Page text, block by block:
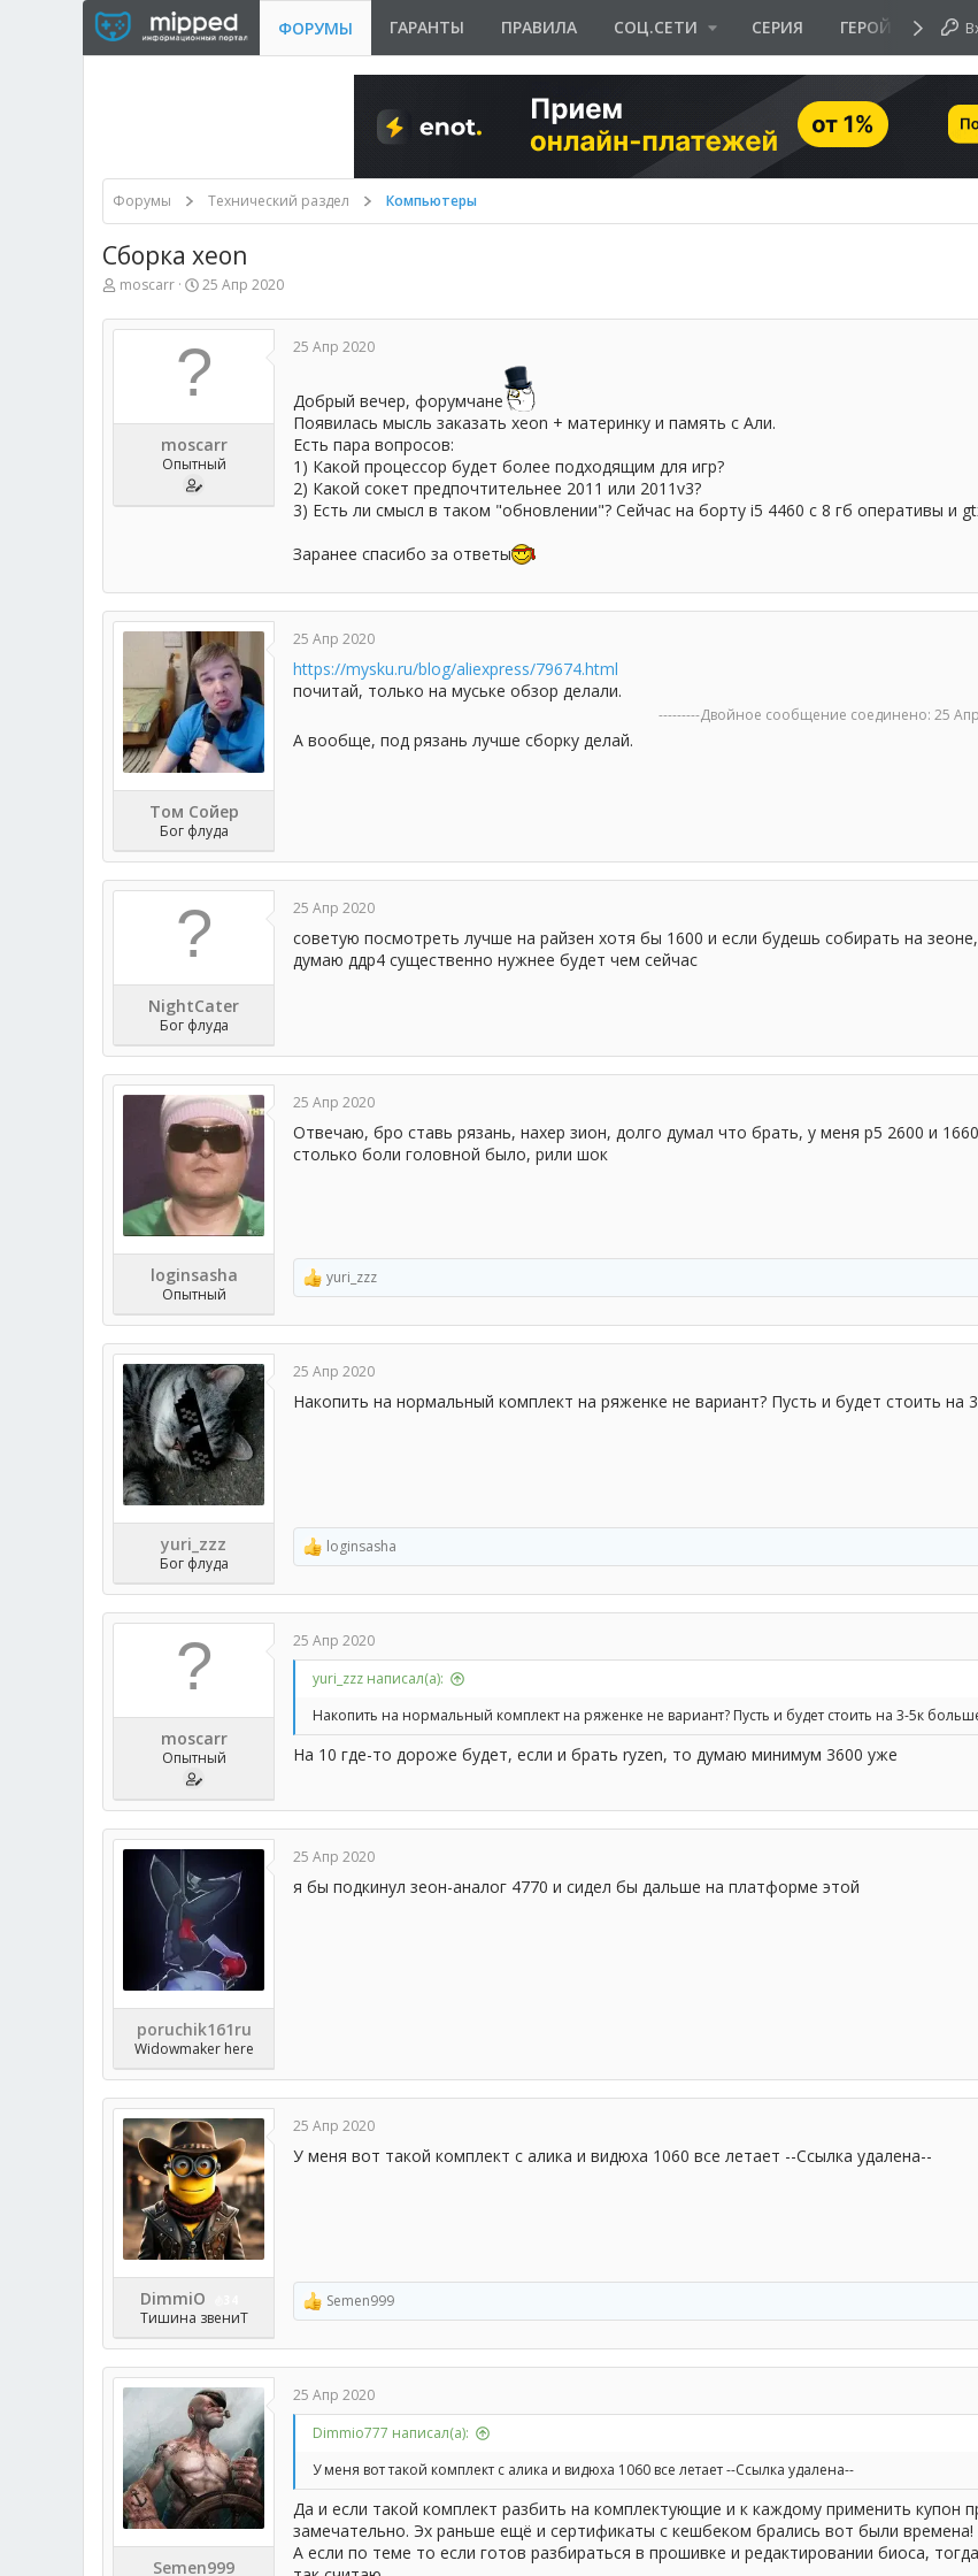
ФОРУМЫ ГАРАНТЫ ПРАВИЛА СОЦ.СЕТИ СЕРИЯ ГЕРОЙ ДНЯ
Форумы Технический раздел Компьютеры
Сборка xeon
А
т
moscarr
Д
т
н
а
а
25 Апр 2020
moscarr
Опытный
25 Апр 2020
Добрый вечер, форумчане
Появилась мысль заказать xeon + материнку и память с Али.
Есть пара вопросов:
1) Какой процессор будет более подходящим для игр?
2) Какой сокет предпочтительнее 2011 или 2011v3?
3) Есть ли смысл в таком "обновлении"? Сейчас на борту i5 4460 с 8 гб оперативы и
Заранее спасибо за ответы
Том Сойер
Бог флуда
25 Апр 2020
https://mysku.ru/blog/aliexpress/79674.html
почитай, только на муське обзор делали.
---------Двойное сообщение соединено: 25
А вообще, под рязань лучше сборку делай.
NightCater
Бог флуда
25 Апр 2020
советую посмотреть лучше на райзен хотя бы 1600 и если будешь собирать на
думаю ддр4 существенно нужнее будет чем сейчас
loginsasha
Опытный
25 Апр 2020
Отвечаю, бро ставь рязань, нахер зион, долго думал что брать, у меня р5 2600 и
столько боли головной было, рили шок
Р
е
а
к
и
и
:
yuri_zzz
yuri_zzz
Бог флуда
25 Апр 2020
Накопить на нормальный комплект на ряженке не вариант? Пусть и будет стоить на
Р
е
а
к
и
и
loginsasha
moscarr
Опытный
25 Апр 2020
yuri_zzz написал(а):
Накопить на нормальный комплект на ряженке не вариант? Пусть и будет стоить на 3-5к
На 10 где-то дороже будет, если и брать ryzen, то думаю минимум 3600 уже
poruchik161ru
Widowmaker here
25 Апр 2020
я бы подкинул зеон-аналог 4770 и сидел бы дальше на платформе этой
DimmiO
Тишина звениТ
25 Апр 2020
У меня вот такой комплект с алика и видюха 1060 все летает --Ссылка удалена--
Р
е
а
к
и
и
Semen999
Semen999
25 Апр 2020
Dimmio777 написал(а):
У меня вот такой комплект с алика и видюха 1060 все летает --Ссылка удалена--
Да и если такой комплект разбить на комплектующие и к каждому применить купон
замечательно. Эх раньше ещё и сертификаты с кешбеком брались вот были времена!
А если по теме то если готов разбираться в прошивке и редактировании биоса,